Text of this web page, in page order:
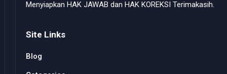
Menyiapkan HAK JAWAB dan HAK KOREKSI Terimakasih.
Site Links
Blog